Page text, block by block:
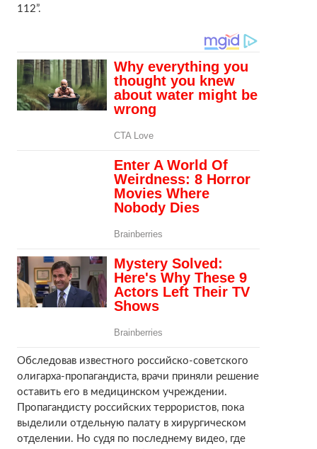
112”.
Обследовав известного российско-советского
олигарха-пропагандиста, врачи приняли решение
оставить его в медицинском учреждении.
Пропагандисту российских террористов, пока
выделили отдельную палату в хирургическом
отделении. Но судя по последнему видео, где